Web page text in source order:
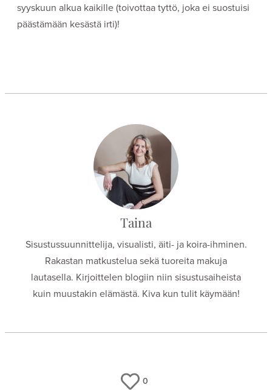
syyskuun alkua kaikille (toivottaa tyttö, joka ei suostuisi
päästämään kesästä irti)!
Taina
Sisustussuunnittelija, visualisti, äiti- ja koira-ihminen.
Rakastan matkustelua sekä tuoreita makuja
lautasella. Kirjoittelen blogiin niin sisustusaiheista
kuin muustakin elämästä. Kiva kun tulit käymään!
0